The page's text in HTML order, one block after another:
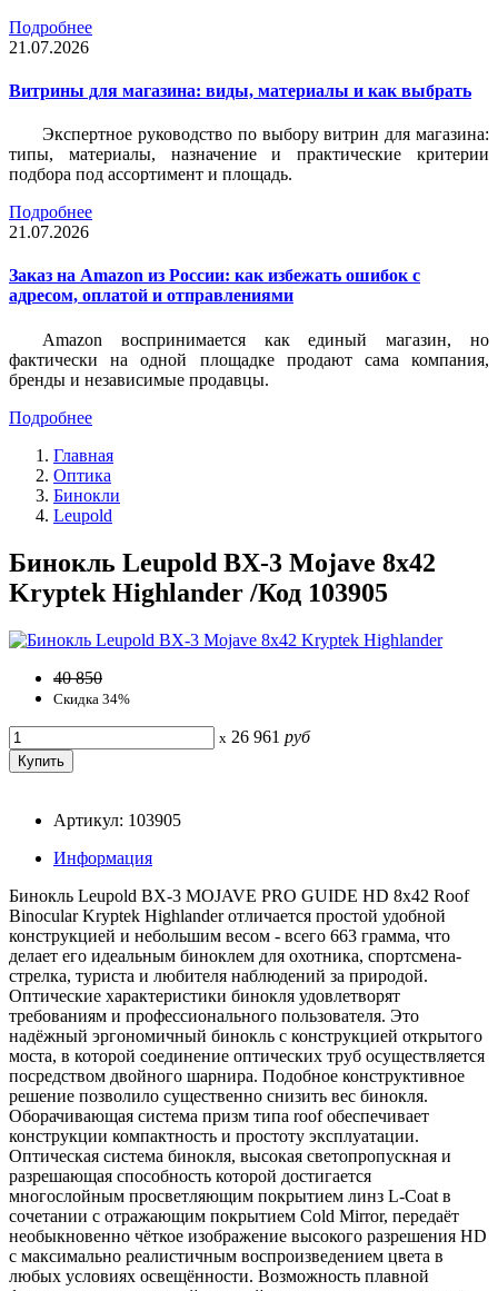
Подробнее
21.07.2026
Витрины для магазина: виды, материалы и как выбрать
Экспертное руководство по выбору витрин для магазина:
типы, материалы, назначение и практические критерии
подбора под ассортимент и площадь.
Подробнее
21.07.2026
Заказ на Amazon из России: как избежать ошибок с
адресом, оплатой и отправлениями
Amazon воспринимается как единый магазин, но
фактически на одной площадке продают сама компания,
бренды и независимые продавцы.
Подробнее
Главная
Оптика
Бинокли
Leupold
Бинокль Leupold BX-3 Mojave 8x42
Kryptek Highlander /Код 103905
40 850
Скидка 34%
x 26 961 руб
Артикул: 103905
Информация
Бинокль Leupold BX-3 MOJAVE PRO GUIDE HD 8x42 Roof
Binocular Kryptek Highlander отличается простой удобной
конструкцией и небольшим весом - всего 663 грамма, что
делает его идеальным биноклем для охотника, спортсмена-
стрелка, туриста и любителя наблюдений за природой.
Оптические характеристики бинокля удовлетворят
требованиям и профессионального пользователя. Это
надёжный эргономичный бинокль с конструкцией открытого
моста, в которой соединение оптических труб осуществляется
посредством двойного шарнира. Подобное конструктивное
решение позволило существенно снизить вес бинокля.
Оборачивающая система призм типа roof обеспечивает
конструкции компактность и простоту эксплуатации.
Оптическая система бинокля, высокая светопропускная и
разрешающая способность которой достигается
многослойным просветляющим покрытием линз L-Coat в
сочетании с отражающим покрытием Cold Mirror, передаёт
необыкновенно чёткое изображение высокого разрешения HD
с максимально реалистичным воспроизведением цвета в
любых условиях освещённости. Возможность плавной